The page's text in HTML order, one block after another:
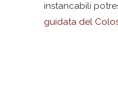
instancabili
guidata del